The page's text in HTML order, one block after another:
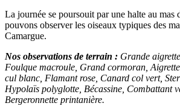
La journée se poursouit par une halte au mas
pouvons observer les oiseaux typiques des
Camargue.
Nos observations de terrain : Grande
Foulque macroule, Grand cormoran,
cul blanc, Flamant rose, Canard col vert,
Hypolaïs polyglotte, Bécassine, Combattant
Bergeronnette printanière.